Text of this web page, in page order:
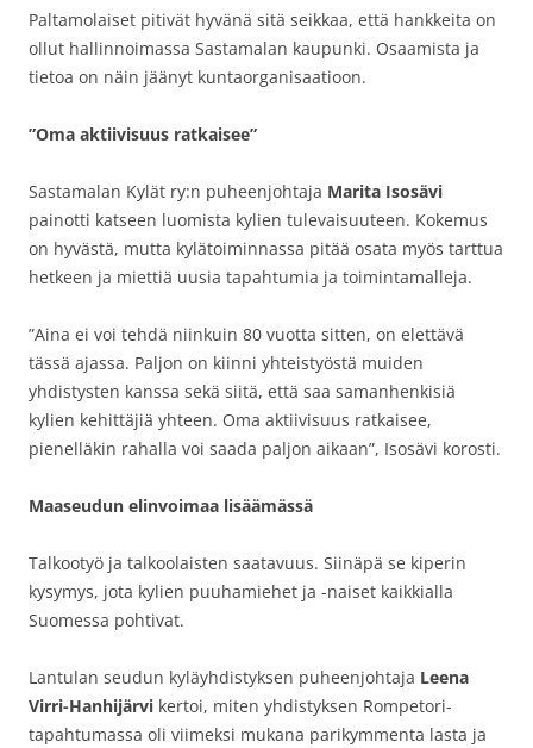
Paltamolaiset pitivät hyvänä sitä seikkaa, että hankkeita on
ollut hallinnoimassa Sastamalan kaupunki. Osaamista ja
tietoa on näin jäänyt kuntaorganisaatioon.
”Oma aktiivisuus ratkaisee”
Sastamalan Kylät ry:n puheenjohtaja Marita Isosävi
painotti katseen luomista kylien tulevaisuuteen. Kokemus
on hyvästä, mutta kylätoiminnassa pitää osata myös tarttua
hetkeen ja miettiä uusia tapahtumia ja toimintamalleja.
”Aina ei voi tehdä niinkuin 80 vuotta sitten, on elettävä
tässä ajassa. Paljon on kiinni yhteistyöstä muiden
yhdistysten kanssa sekä siitä, että saa samanhenkisiä
kylien kehittäjiä yhteen. Oma aktiivisuus ratkaisee,
pienelläkin rahalla voi saada paljon aikaan”, Isosävi korosti.
Maaseudun elinvoimaa lisäämässä
Talkootyö ja talkoolaisten saatavuus. Siinäpä se kiperin
kysymys, jota kylien puuhamiehet ja -naiset kaikkialla
Suomessa pohtivat.
Lantulan seudun kyläyhdistyksen puheenjohtaja Leena
Virri-Hanhijärvi kertoi, miten yhdistyksen Rompetori-
tapahtumassa oli viimeksi mukana parikymmenta lasta ja